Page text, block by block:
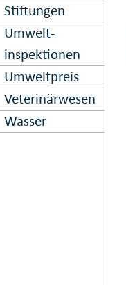
Stiftungen
Umwelt­
inspektionen
Umweltpreis
Veterinär­wesen
Wasser